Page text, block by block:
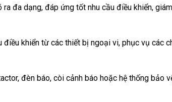
ra đa dạng, đáp ứng tốt nhu cầu điều khiển,
khiển từ các thiết bị ngoại vi, phục vụ các
đèn báo, còi cảnh báo hoặc hệ thống bảo